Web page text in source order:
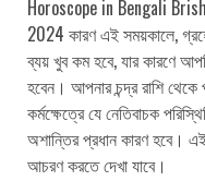
Horoscope in Bengali
2024 কারণ এই সময়কালে,
ব্যয় খুব কম হবে, যার কারণে
হবেন। আপনার চন্দ্র রাশি
কর্মক্ষেত্রে যে নেতিবাচক
অশান্তির প্রধান কারণ হবে।
আচরণ করতে দেখা যাবে।